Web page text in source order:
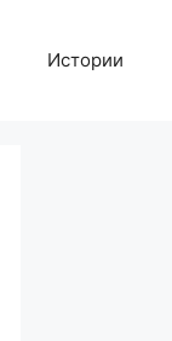
Истории